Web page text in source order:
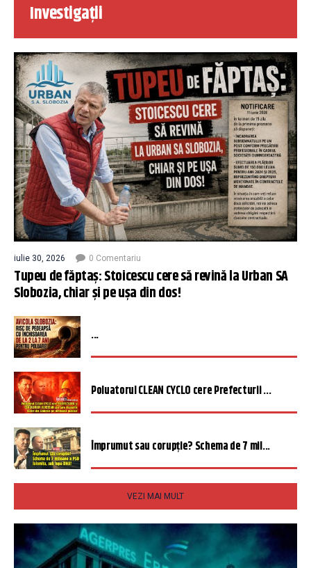
Investigații
iulie 30, 2026 0 Comentariu
Tupeu de făptaș: Stoicescu cere să revină la Urban SA
Slobozia, chiar și pe ușa din dos!
...
Poluatorul CLEAN CYCLO cere Prefecturii ...
Împrumut sau corupție? Schema de 7 mil...
VEZI MAI MULT